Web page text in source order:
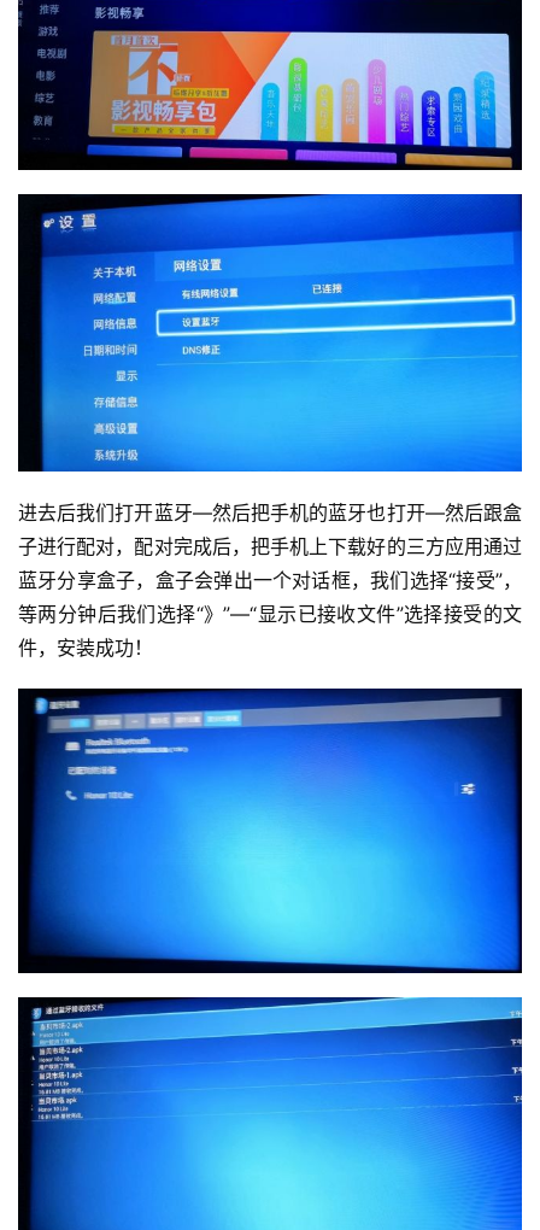
进去后我们打开蓝牙—然后把手机的蓝牙也打开—然后跟盒
子进行配对，配对完成后，把手机上下载好的三方应用通过
蓝牙分享盒子，盒子会弹出一个对话框，我们选择“接受”，
等两分钟后我们选择“》”—“显示已接收文件”选择接受的文
件，安装成功！